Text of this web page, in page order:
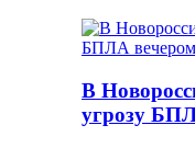
В
угрозу